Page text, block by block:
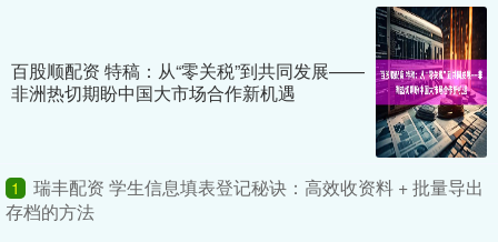
百股顺配资 特稿：从“零关税”到共同发展——
非洲热切期盼中国大市场合作新机遇
1
瑞丰配资 学生信息填表登记秘诀：高效收资料 + 批量导出
存档的方法